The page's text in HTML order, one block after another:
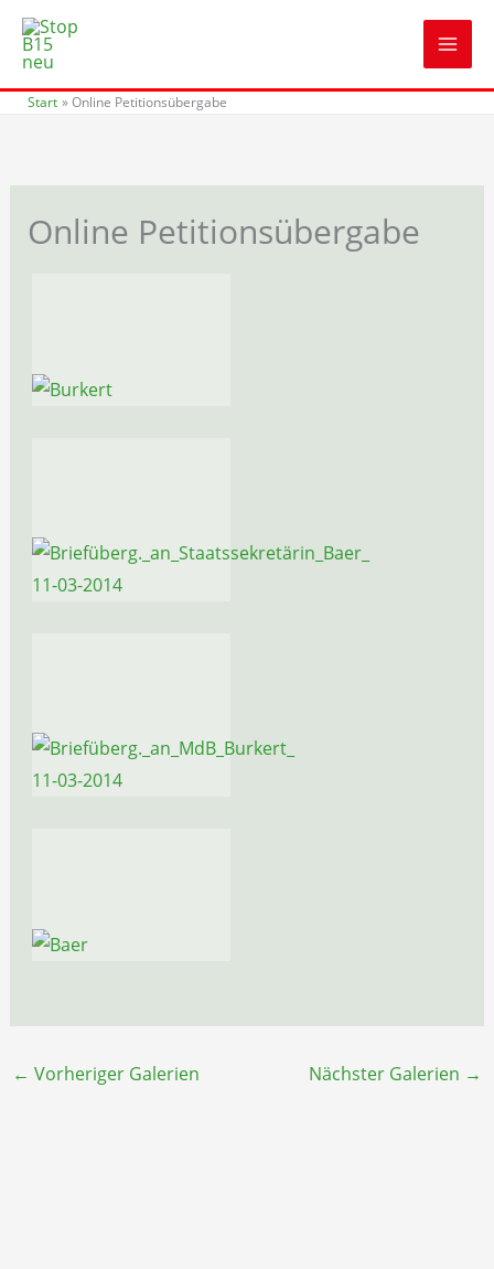
Zum
Inhalt
Start Online Petitionsübergabe
Online Petitionsübergabe
← Vorheriger Galerien Nächster Galerien →